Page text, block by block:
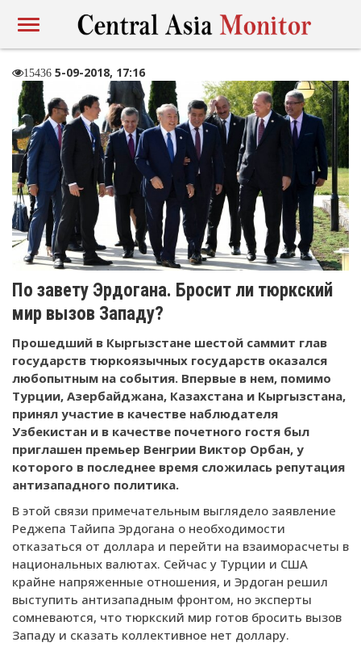
15436 5-09-2018, 17:16
По завету Эрдогана. Бросит ли тюркский
мир вызов Западу?
Прошедший в Кыргызстане шестой саммит глав
государств тюркоязычных государств оказался
любопытным на события. Впервые в нем, помимо
Турции, Азербайджана, Казахстана и Кыргызстана,
принял участие в качестве наблюдателя
Узбекистан и в качестве почетного гостя был
приглашен премьер Венгрии Виктор Орбан, у
которого в последнее время сложилась репутация
антизападного политика.
В этой связи примечательным выглядело заявление
Реджепа Тайипа Эрдогана о необходимости
отказаться от доллара и перейти на взаиморасчеты в
национальных валютах. Сейчас у Турции и США
крайне напряженные отношения, и Эрдоган решил
выступить антизападным фронтом, но эксперты
сомневаются, что тюркский мир готов бросить вызов
Западу и сказать коллективное нет доллару.